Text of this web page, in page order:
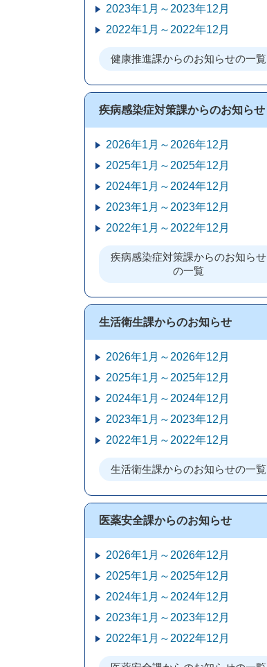
2023年1月～2023年12月
2022年1月～2022年12月
健康推進課からのお知らせの一覧
疾病感染症対策課からのお知らせ
2026年1月～2026年12月
2025年1月～2025年12月
2024年1月～2024年12月
2023年1月～2023年12月
2022年1月～2022年12月
疾病感染症対策課からのお知らせ
の一覧
生活衛生課からのお知らせ
2026年1月～2026年12月
2025年1月～2025年12月
2024年1月～2024年12月
2023年1月～2023年12月
2022年1月～2022年12月
生活衛生課からのお知らせの一覧
医薬安全課からのお知らせ
2026年1月～2026年12月
2025年1月～2025年12月
2024年1月～2024年12月
2023年1月～2023年12月
2022年1月～2022年12月